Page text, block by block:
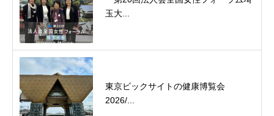
玉大...
東京ビックサイトの健康博覧会
2026/...